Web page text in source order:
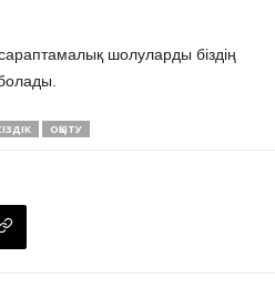
шолуларды біздің
ОҚЫТУ